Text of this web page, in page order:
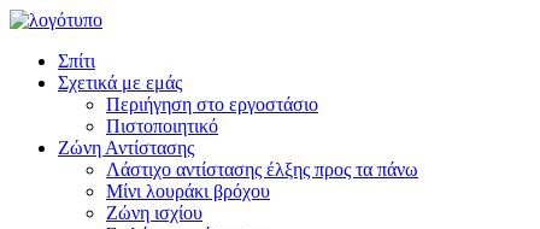
Σπίτι
Σχετικά με εμάς
Περιήγηση στο εργοστάσιο
Πιστοποιητικό
Ζώνη Αντίστασης
Λάστιχο αντίστασης έλξης προς τα πάνω
Μίνι λουράκι βρόχου
Ζώνη ισχίου